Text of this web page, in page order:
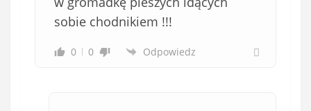
sobie chodnikiem !!!
0 0 Odpowiedz